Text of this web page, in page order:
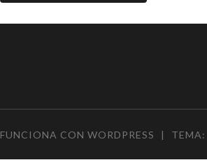
FUNCIONA CON WORDPRESS |